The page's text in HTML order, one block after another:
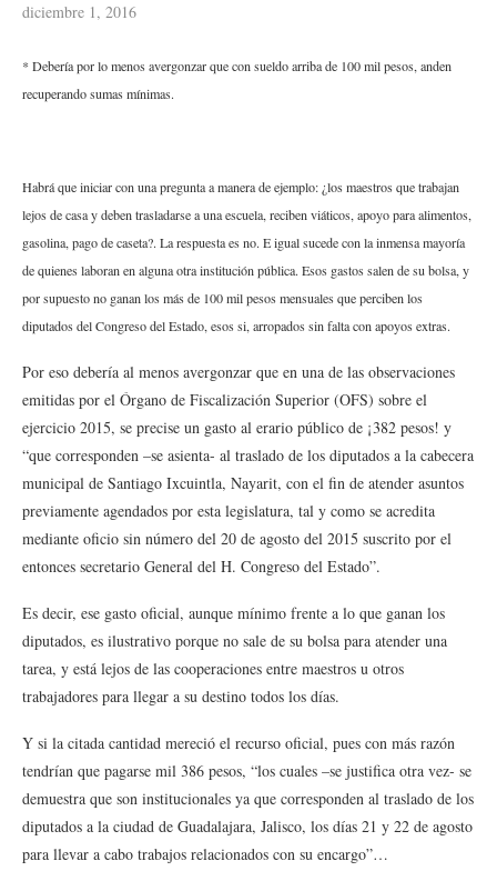
diciembre 1, 2016
* Debería por lo menos avergonzar que con sueldo arriba de 100 mil pesos, anden
recuperando sumas mínimas.
Habrá que iniciar con una pregunta a manera de ejemplo: ¿los maestros que trabajan
lejos de casa y deben trasladarse a una escuela, reciben viáticos, apoyo para alimentos,
gasolina, pago de caseta?. La respuesta es no. E igual sucede con la inmensa mayoría
de quienes laboran en alguna otra institución pública. Esos gastos salen de su bolsa, y
por supuesto no ganan los más de 100 mil pesos mensuales que perciben los
diputados del Congreso del Estado, esos si, arropados sin falta con apoyos extras.
Por eso debería al menos avergonzar que en una de las observaciones
emitidas por el Órgano de Fiscalización Superior (OFS) sobre el
ejercicio 2015, se precise un gasto al erario público de ¡382 pesos! y
“que corresponden –se asienta- al traslado de los diputados a la cabecera
municipal de Santiago Ixcuintla, Nayarit, con el fin de atender asuntos
previamente agendados por esta legislatura, tal y como se acredita
mediante oficio sin número del 20 de agosto del 2015 suscrito por el
entonces secretario General del H. Congreso del Estado”.
Es decir, ese gasto oficial, aunque mínimo frente a lo que ganan los
diputados, es ilustrativo porque no sale de su bolsa para atender una
tarea, y está lejos de las cooperaciones entre maestros u otros
trabajadores para llegar a su destino todos los días.
Y si la citada cantidad mereció el recurso oficial, pues con más razón
tendrían que pagarse mil 386 pesos, “los cuales –se justifica otra vez- se
demuestra que son institucionales ya que corresponden al traslado de los
diputados a la ciudad de Guadalajara, Jalisco, los días 21 y 22 de agosto
para llevar a cabo trabajos relacionados con su encargo”…